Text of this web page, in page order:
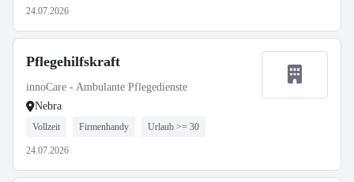
24.07.2026
Pflegehilfskraft
innoCare - Ambulante Pflegedienste
Nebra
Vollzeit Firmenhandy Urlaub >= 30
24.07.2026